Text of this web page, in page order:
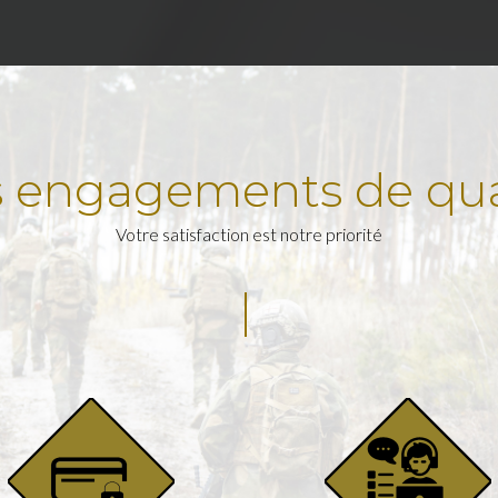
engagements de
Votre satisfaction est notre priorité